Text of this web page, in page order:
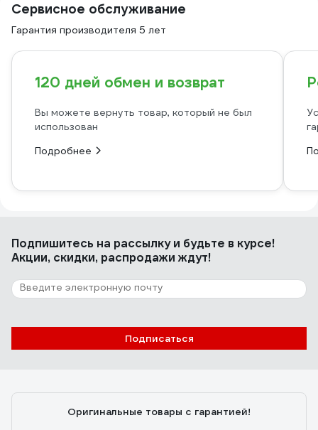
Сервисное обслуживание
Гарантия производителя 5 лет
120 дней обмен и возврат
Вы можете вернуть товар, который не был
использован
Подробнее
Подпишитесь на рассылкуи будьте в курсе!
Акции, скидки, распродажи ждут!
Подписаться
Оригинальные товары с гарантией!